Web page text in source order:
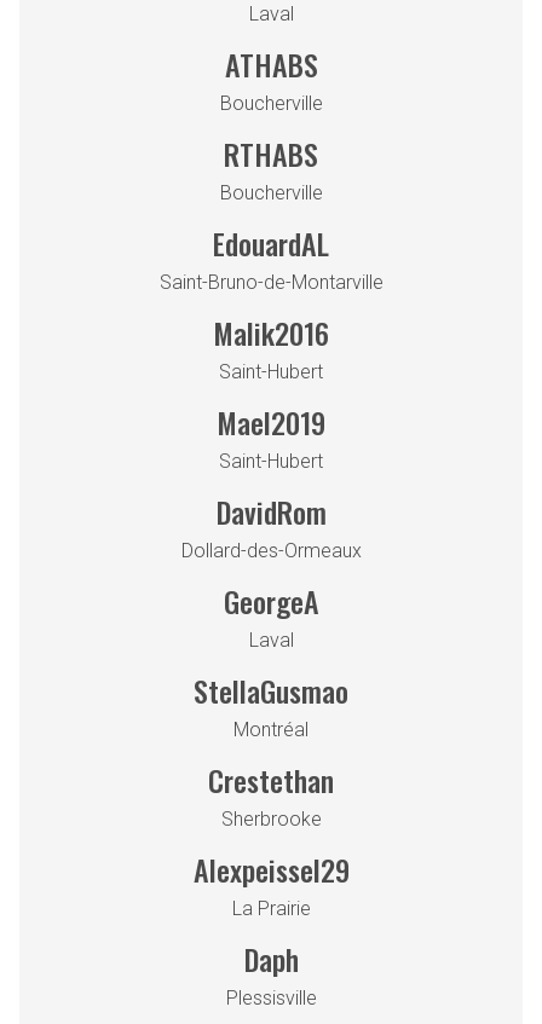
Laval
ATHABS
Boucherville
RTHABS
Boucherville
EdouardAL
Saint-Bruno-de-Montarville
Malik2016
Saint-Hubert
Mael2019
Saint-Hubert
DavidRom
Dollard-des-Ormeaux
GeorgeA
Laval
StellaGusmao
Montréal
Crestethan
Sherbrooke
Alexpeissel29
La Prairie
Daph
Plessisville